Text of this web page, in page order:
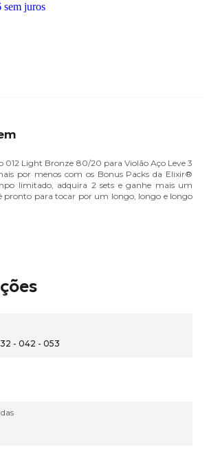
sem juros
012 Light Bronze 80/20 para Violão Aço Leve 3
por menos com os Bonus Packs da Elixir®
limitado, adquira 2 sets e ganhe mais um
pronto para tocar por um longo, longo e longo
- 042 - 053